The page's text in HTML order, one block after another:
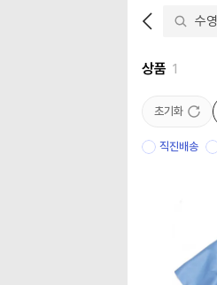
상품 1
초기화
직진배송